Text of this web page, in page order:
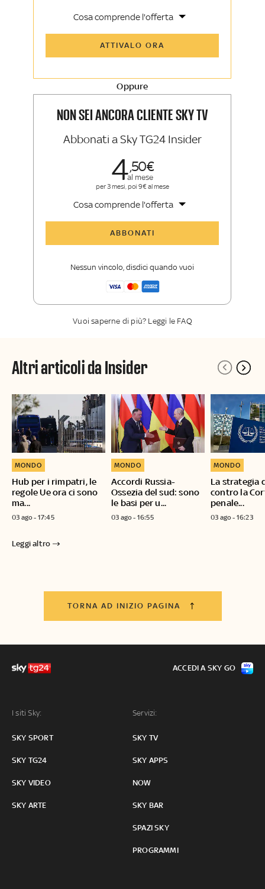
Cosa comprende l'offerta
Sky Sport Insider
La newsletter esclusiva di Sky TG24
ATTIVALO ORA
Oppure
NON SEI ANCORA CLIENTE SKY TV
Abbonati a Sky TG24 Insider
450
al mese
per 3 mesi, poi 9€ al mese
Cosa comprende l'offerta
ABBONATI
Nessun vincolo, disdici quando vuoi
Vuoi saperne di più? Leggi le FAQ
Altri articoli da Insider
Hub per i rimpatri, le
regole Ue ora ci sono
ma...
MONDO
03 ago - 17:45
Accordi Russia-
Ossezia del sud: sono
le basi per u...
MONDO
03 ago - 16:55
La strategia
contro la
penale...
MONDO
03 ago - 16:23
Leggi altro
TORNA AD INIZIO PAGINA
I siti Sky:
SKY SPORT
SKY TG24
SKY VIDEO
SKY ARTE
Servizi:
SKY TV
SKY APPS
NOW
SKY BAR
SPAZI SKY
PROGRAMMI
ACCEDI A SKY GO